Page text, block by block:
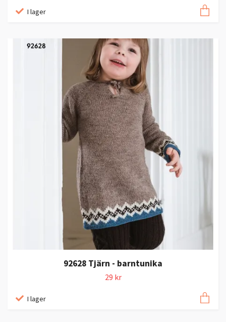
I lager
92628 Tjärn - barntunika
29 kr
I lager